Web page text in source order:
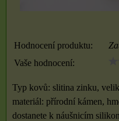
Hodnocení produktu:
Vaše hodnocení:
Typ kovů: slitina zinku,
materiál: přírodní kámen,
dostanete k náušnicím